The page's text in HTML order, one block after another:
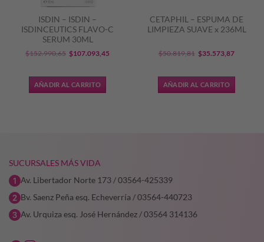
ISDIN – ISDIN –
ISDINCEUTICS FLAVO-C
SERUM 30ML
$152.990,65 El
original
era:
$107.093,45
AÑADIR AL CARRITO
CETAPHIL – ESPUMA DE
LIMPIEZA SUAVE x 236ML
$50.819,81 El
original
era:
$35.573,87El
es:
AÑADIR AL CARRITO
SUCURSALES MÁS VIDA
Av. Libertador Norte 173 / 03564-425339
Bv. Saenz Peña esq. Echeverría / 03564-440723
Av. Urquiza esq. José Hernández / 03564 314136